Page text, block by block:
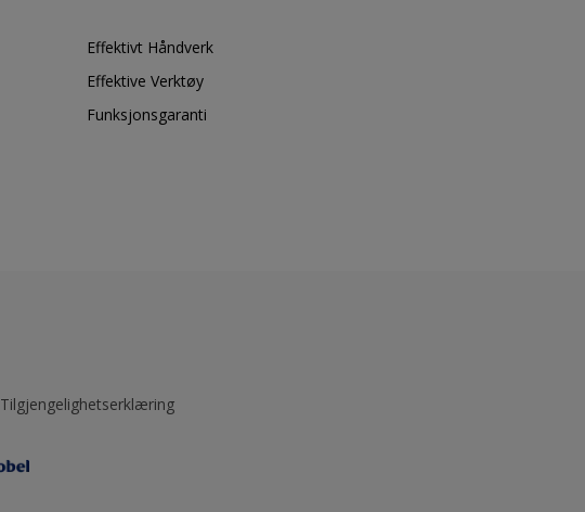
Effektivt Håndverk
Effektive Verktøy
Funksjonsgaranti
Tilgjengelighetserklæring